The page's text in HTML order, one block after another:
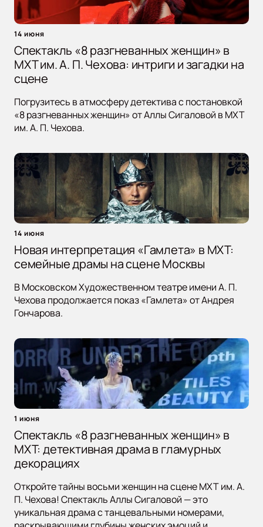
14 июня
Спектакль «8 разгневанных женщин» в
МХТ им. А. П. Чехова: интриги и загадки на
сцене
Погрузитесь в атмосферу детектива с постановкой
«8 разгневанных женщин» от Аллы Сигаловой в МХТ
им. А. П. Чехова.
14 июня
Новая интерпретация «Гамлета» в МХТ:
семейные драмы на сцене Москвы
В Московском Художественном театре имени А. П.
Чехова продолжается показ «Гамлета» от Андрея
Гончарова.
1 июня
Спектакль «8 разгневанных женщин» в
МХТ: детективная драма в гламурных
декорациях
Откройте тайны восьми женщин на сцене МХТ им. А.
П. Чехова! Спектакль Аллы Сигаловой — это
уникальная драма с танцевальными номерами,